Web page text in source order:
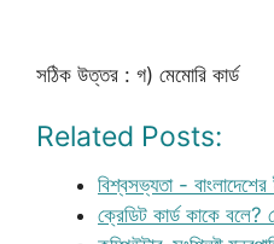
সঠিক উত্তর : গ) মেমোরি কার্ড
Related Posts:
বিশ্বসভ্যতা -
ক্রেডিট কার্ড কাকে বলে?